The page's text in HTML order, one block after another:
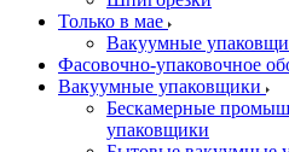
Только в мае
Вакуумные
Фасовочно-упаковочное
Вакуумные упаковщики
Бескамерные
упаковщики